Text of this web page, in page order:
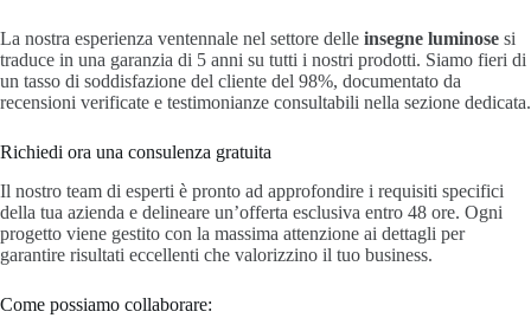
La nostra esperienza ventennale nel settore delle insegne luminose si
traduce in una garanzia di 5 anni su tutti i nostri prodotti. Siamo fieri di
un tasso di soddisfazione del cliente del 98%, documentato da
recensioni verificate e testimonianze consultabili nella sezione dedicata.
Richiedi ora una consulenza gratuita
Il nostro team di esperti è pronto ad approfondire i requisiti specifici
della tua azienda e delineare un’offerta esclusiva entro 48 ore. Ogni
progetto viene gestito con la massima attenzione ai dettagli per
garantire risultati eccellenti che valorizzino il tuo business.
Come possiamo collaborare: